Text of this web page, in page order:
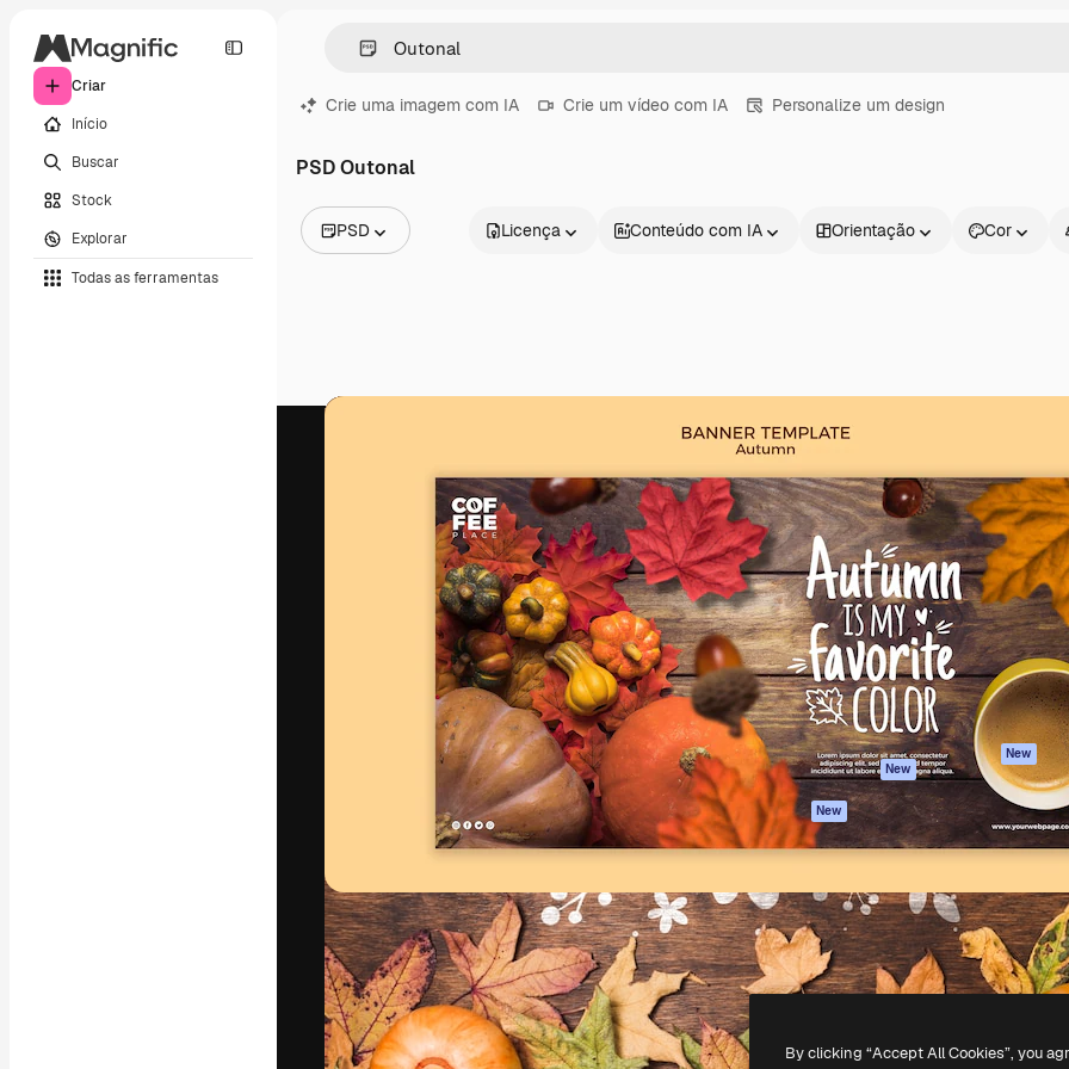
Criar
Início
Buscar
Stock
Explorar
Todas as ferramentas
Crie uma imagem com IA Crie um vídeo com IA Personalize um design
PSD Outonal
PSD
Vídeos
Licença Conteúdo com IA Orientação Cor
A plataforma criativa para você direcionar
seu melhor trabalho. Mais de 1 milhão de
assinantes entre criativos, empresas,
agências e estúdios.
Português
Produtos
Spaces
Assistente de IA
Gerador de
imagens
Gerador de vídeos
Texto para voz
Conteúdo de stock
MCP para
Claude/ChatGPT
New
Agentes New
API
Todas as
ferramentas
Começar
Academy
Documentação
Atendimento
Termos e
condições
Política de
privacidade
Originais New
Política de
Central de
confiabilidade
Empresas
Copyright © 2010-2026Freepik Company S.L.U.Todos os direitos reservados.
By clicking “Accept All Cookies”, you